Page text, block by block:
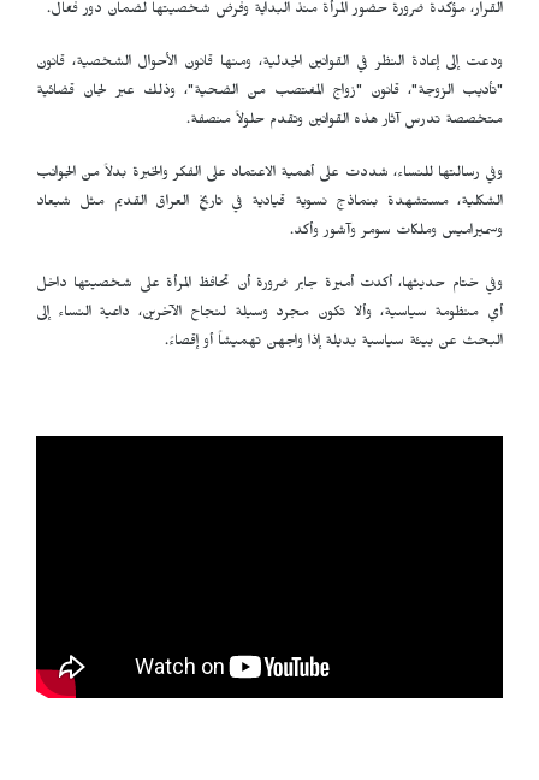
القرار، مؤكدة ضرورة حضور المرأة منذ البداية وفرض شخصيتها لضمان دور فعّال.
ودعت إلى إعادة النظر في القوانين الجدلية، ومنها قانون الأحوال الشخصية، قانون
"تأديب الزوجة"، قانون "زواج المغتصب من الضحية"، وذلك عبر لجان قضائية
متخصصة تدرس آثار هذه القوانين وتقدم حلولاً منصفة.
وفي رسالتها للنساء، شددت على أهمية الاعتماد على الفكر والخبرة بدلاً من الجوانب
الشكلية، مستشهدة بنماذج نسوية قيادية في تاريخ العراق القديم مثل شبعاد
وسميراميس وملكات سومر وآشور وأكد.
وفي ختام حديثها، أكدت أميرة جابر ضرورة أن تحافظ المرأة على شخصيتها داخل
أي منظومة سياسية، وألا تكون مجرد وسيلة لنجاح الآخرين، داعية النساء إلى
البحث عن بيئة سياسية بديلة إذا واجهن تهميشاً أو إقصاءً.